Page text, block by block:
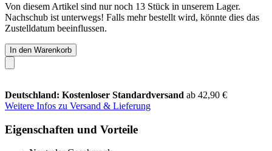
Von diesem Artikel sind nur noch 13 Stück in unserem Lager.
Nachschub ist unterwegs! Falls mehr bestellt wird, könnte dies das
Zustelldatum beeinflussen.
In den Warenkorb
Deutschland: Kostenloser Standardversand ab 42,90 €
Weitere Infos zu Versand & Lieferung
Eigenschaften und Vorteile